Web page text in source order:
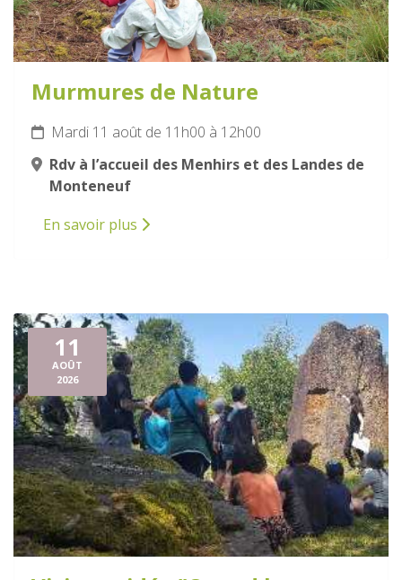
Murmures de Nature
Mardi 11 août de 11h00 à 12h00
Rdv à l’accueil des Menhirs et des Landes de
Monteneuf
En savoir plus
11
AOÛT
2026